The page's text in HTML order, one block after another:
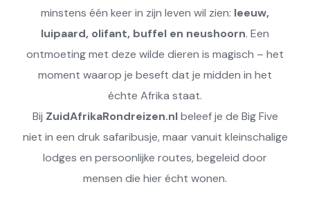
minstens één keer in zijn leven wil zien: leeuw,
luipaard, olifant, buffel en neushoorn. Een
ontmoeting met deze wilde dieren is magisch – het
moment waarop je beseft dat je midden in het
échte Afrika staat.
Bij ZuidAfrikaRondreizen.nlbeleef je de Big Five
niet in een druk safaribusje, maar vanuit kleinschalige
lodges en persoonlijke routes, begeleid door
mensen die hier écht wonen.